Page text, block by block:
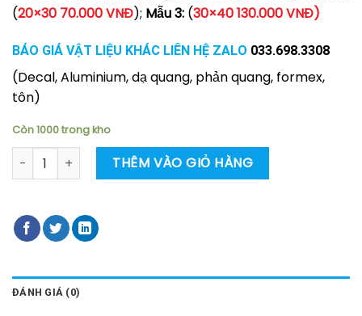
(20×30 70.000 VNĐ); Mẫu 3: (30×40 130.000 VNĐ)
BÁO GIÁ VẬT LIỆU KHÁC LIÊN HỆ ZALO 033.698.3308
(Decal, Aluminium, dạ quang, phản quang, formex,
tôn)
Còn 1000 trong kho
Biển báo chất độc hại số lượng
THÊM VÀO GIỎ HÀNG
ĐÁNH GIÁ (0)